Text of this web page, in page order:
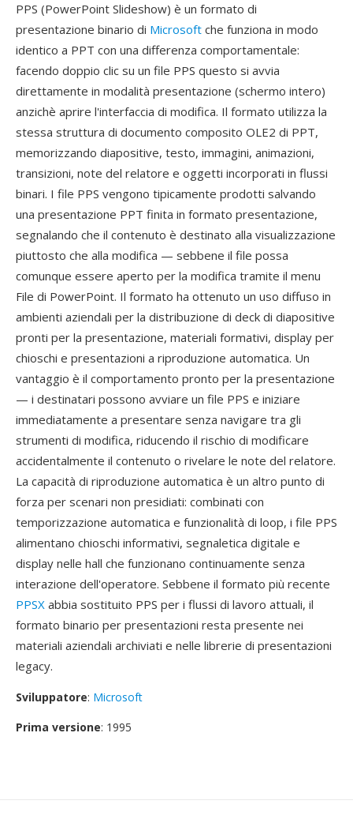
PPS (PowerPoint Slideshow) è un formato di
presentazione binario di Microsoft che funziona in modo
identico a PPT con una differenza comportamentale:
facendo doppio clic su un file PPS questo si avvia
direttamente in modalità presentazione (schermo intero)
anzichè aprire l'interfaccia di modifica. Il formato utilizza la
stessa struttura di documento composito OLE2 di PPT,
memorizzando diapositive, testo, immagini, animazioni,
transizioni, note del relatore e oggetti incorporati in flussi
binari. I file PPS vengono tipicamente prodotti salvando
una presentazione PPT finita in formato presentazione,
segnalando che il contenuto è destinato alla visualizzazione
piuttosto che alla modifica — sebbene il file possa
comunque essere aperto per la modifica tramite il menu
File di PowerPoint. Il formato ha ottenuto un uso diffuso in
ambienti aziendali per la distribuzione di deck di diapositive
pronti per la presentazione, materiali formativi, display per
chioschi e presentazioni a riproduzione automatica. Un
vantaggio è il comportamento pronto per la presentazione
— i destinatari possono avviare un file PPS e iniziare
immediatamente a presentare senza navigare tra gli
strumenti di modifica, riducendo il rischio di modificare
accidentalmente il contenuto o rivelare le note del relatore.
La capacità di riproduzione automatica è un altro punto di
forza per scenari non presidiati: combinati con
temporizzazione automatica e funzionalità di loop, i file PPS
alimentano chioschi informativi, segnaletica digitale e
display nelle hall che funzionano continuamente senza
interazione dell'operatore. Sebbene il formato più recente
PPSX abbia sostituito PPS per i flussi di lavoro attuali, il
formato binario per presentazioni resta presente nei
materiali aziendali archiviati e nelle librerie di presentazioni
legacy.
Sviluppatore: Microsoft
Prima versione: 1995